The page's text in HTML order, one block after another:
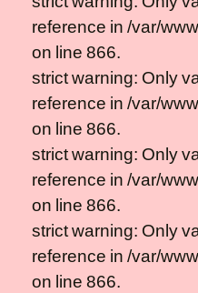
reference in /var/
on line 866.
strict warning: Only
reference in /var/
on line 866.
strict warning: Only
reference in /var/
on line 866.
strict warning: Only
reference in /var/
on line 866.